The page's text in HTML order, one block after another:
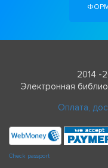
2014 -
Электронная
Оплата,
Check passport